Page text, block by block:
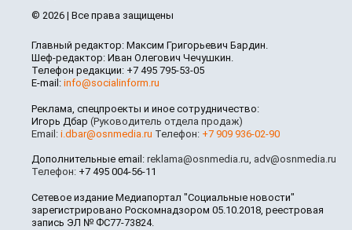
© 2026 | Все права защищены
Главный редактор: Максим Григорьевич Бардин.
Шеф-редактор: Иван Олегович Чечушкин.
Телефон редакции: +7 495 795-53-05
E-mail: info@socialinform.ru
Реклама, спецпроекты и иное сотрудничество:
Игорь Дбар (Руководитель отдела продаж)
Email: i.dbar@osnmedia.ru Телефон: +7 909 936-02-90
Дополнительные email: reklama@osnmedia.ru, adv@osnmedia.ru
Телефон: +7 495 004-56-11
Сетевое издание Медиапортал "Социальные новости"
зарегистрировано Роскомнадзором 05.10.2018, реестровая
запись ЭЛ № ФС77-73824.